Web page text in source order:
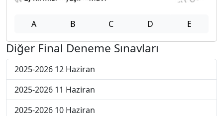
A B C D E
Diğer Final Deneme Sınavları
2025-2026 12 Haziran
2025-2026 11 Haziran
2025-2026 10 Haziran